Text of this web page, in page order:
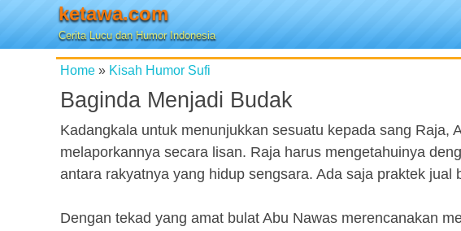
ketawa.com
Cerita Lucu dan Humor Indonesia
Home » Kisah Humor Sufi
Baginda Menjadi Budak
Kadangkala untuk menunjukkan sesuatu kepada sang Raja,
melaporkannya secara lisan. Raja harus mengetahuinya
antara rakyatnya yang hidup sengsara. Ada saja praktek jual
Dengan tekad yang amat bulat Abu Nawas merencanakan